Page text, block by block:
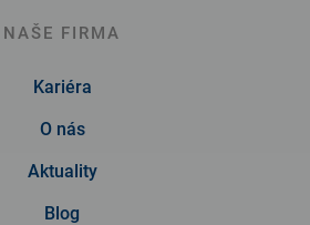
NAŠE FIRMA
Kariéra
O nás
Aktuality
Blog